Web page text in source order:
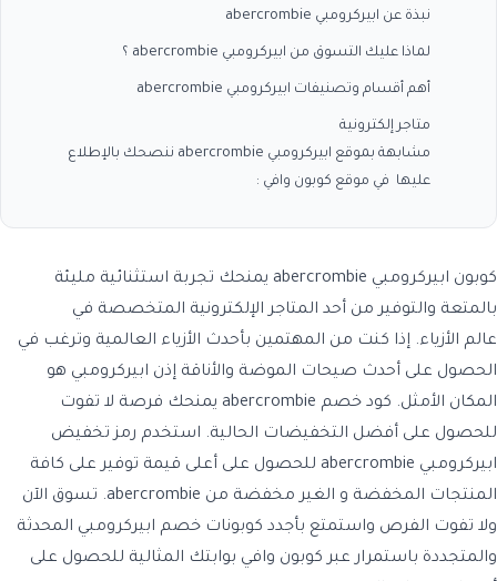
نبذة عن ابيركرومبي abercrombie
لماذا عليك التسوق من ابيركرومبي abercrombie ؟
أهم أقسام وتصنيفات ابيركرومبي abercrombie
متاجر إلكترونية
مشابهة بموقع ابيركرومبي abercrombie ننصحك بالإطلاع
عليها في موقع كوبون وافي :
كوبون ابيركرومبي abercrombie
يمنحك تجربة استثنائية مليئة
بالمتعة والتوفير من أحد المتاجر الإلكترونية المتخصصة في
عالم الأزياء. إذا كنت من المهتمين بأحدث الأزياء العالمية وترغب في
الحصول على أحدث صيحات الموضة والأناقة إذن ابيركرومبي هو
المكان الأمثل. كود خصم abercrombie
يمنحك فرصة لا تفوت
للحصول على أفضل التخفيضات الحالية. استخدم رمز تخفيض
ابيركرومبي abercrombie
للحصول على أعلى قيمة توفير على كافة
المنتجات المخفضة و الغير مخفضة من abercrombie. تسوق الآن
ولا تفوت الفرص واستمتع بأجدد كوبونات خصم ابيركرومبي المحدثة
والمتجددة باستمرار عبر كوبون وافي بوابتك المثالية للحصول على